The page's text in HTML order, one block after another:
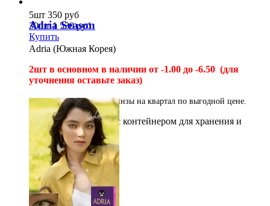
5шт 350 руб
30шт 1 530руб
Купить
Adria Season
Adria (Южная Корея)
2шт в основном в наличии от -1.00 до -6.50 (для
уточнения оставьте заказ)
Adria Season- четкие линзы на квартал по выгодной цене.
*Необходим раствор с контейнером для хранения и
очистки линз.
2шт 650руб
Купить